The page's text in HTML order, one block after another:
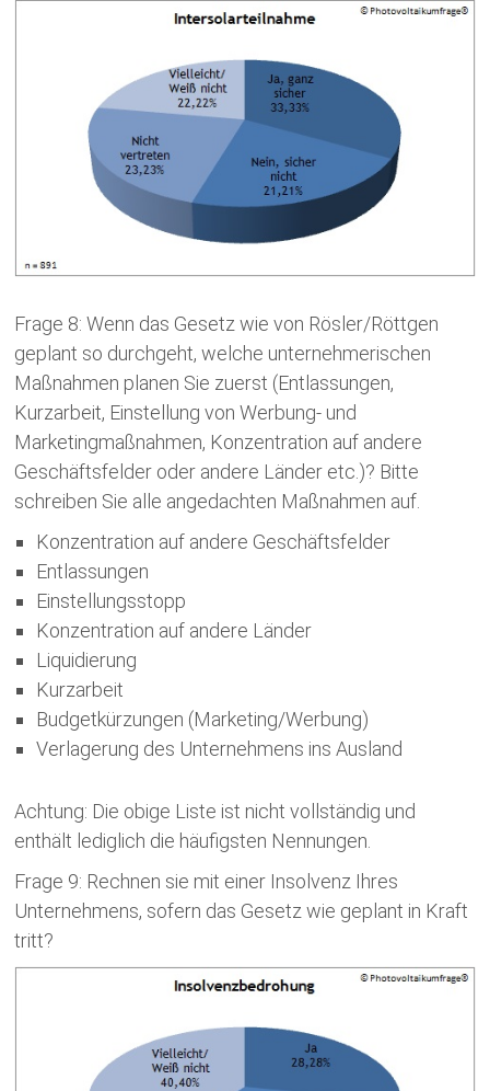
Frage 8: Wenn das Gesetz wie von Rösler/Röttgen
geplant so durchgeht, welche unternehmerischen
Maßnahmen planen Sie zuerst (Entlassungen,
Kurzarbeit, Einstellung von Werbung- und
Marketingmaßnahmen, Konzentration auf andere
Geschäftsfelder oder andere Länder etc.)? Bitte
schreiben Sie alle angedachten Maßnahmen auf.
Konzentration auf andere Geschäftsfelder
Entlassungen
Einstellungsstopp
Konzentration auf andere Länder
Liquidierung
Kurzarbeit
Budgetkürzungen (Marketing/Werbung)
Verlagerung des Unternehmens ins Ausland
Achtung: Die obige Liste ist nicht vollständig und
enthält lediglich die häufigsten Nennungen.
Frage 9: Rechnen sie mit einer Insolvenz Ihres
Unternehmens, sofern das Gesetz wie geplant in Kraft
tritt?